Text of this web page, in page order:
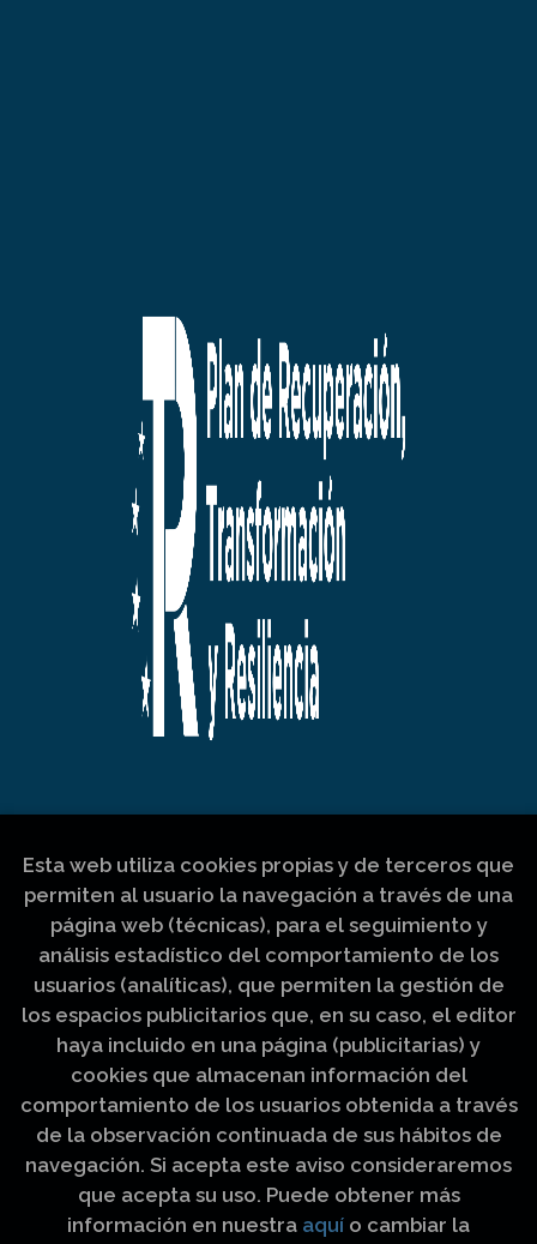
Esta web utiliza cookies propias y de terceros que
permiten al usuario la navegación a través de una
página web (técnicas), para el seguimiento y
análisis estadístico del comportamiento de los
usuarios (analíticas), que permiten la gestión de
los espacios publicitarios que, en su caso, el editor
haya incluido en una página (publicitarias) y
cookies que almacenan información del
comportamiento de los usuarios obtenida a través
de la observación continuada de sus hábitos de
navegación. Si acepta este aviso consideraremos
que acepta su uso. Puede obtener más
información en nuestra aquí o cambiar la